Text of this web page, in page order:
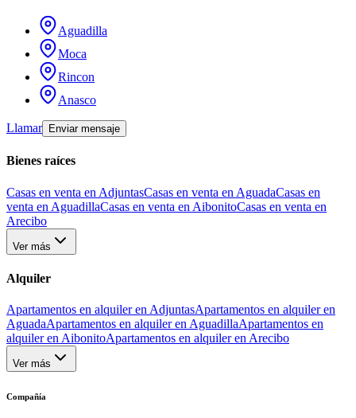
Aguadilla
Moca
Rincon
Anasco
Llamar Enviar mensaje
Bienes raíces
Casas en venta en AdjuntasCasas en venta en AguadaCasas en
venta en AguadillaCasas en venta en AibonitoCasas en venta en
Arecibo
Ver más
Alquiler
Apartamentos en alquiler en AdjuntasApartamentos en alquiler en
AguadaApartamentos en alquiler en AguadillaApartamentos en
alquiler en AibonitoApartamentos en alquiler en Arecibo
Ver más
Compañía